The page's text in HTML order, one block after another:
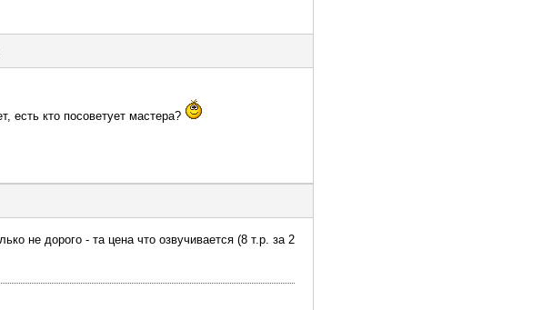
есть кто посоветует мастера?
не дорого - та цена что озвучивается (8 т.р. за 2